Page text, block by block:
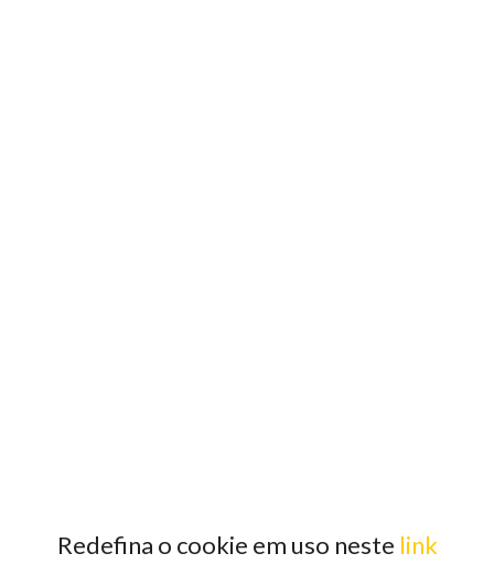
Redefina o cookie em uso neste link